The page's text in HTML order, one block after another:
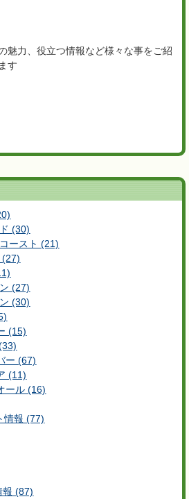
魅力、役立つ情報など様々な事をご紹
す
(30)
ースト (21)
(27)
(27)
(30)
(15)
ー (67)
(11)
ール (16)
情報 (77)
報 (87)